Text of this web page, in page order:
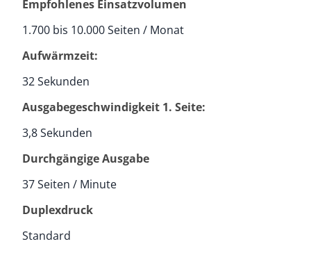
Empfohlenes Einsatzvolumen
1.700 bis 10.000 Seiten / Monat
Aufwärmzeit:
32 Sekunden
Ausgabegeschwindigkeit 1. Seite:
3,8 Sekunden
Durchgängige Ausgabe
37 Seiten / Minute
Duplexdruck
Standard